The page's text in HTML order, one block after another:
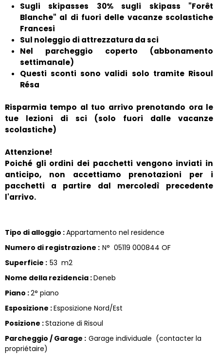
Sugli skipasses 30% sugli skipass "Forêt
Blanche" al di fuori delle vacanze scolastiche
Francesi
Sul noleggio di attrezzatura da sci
Nel parcheggio coperto (abbonamento
settimanale)
Questi sconti sono validi solo tramite Risoul
Résa
Risparmia tempo al tuo arrivo prenotando ora le
tue lezioni di sci (solo fuori dalle vacanze
scolastiche)
Attenzione!
Poiché gli ordini dei pacchetti vengono inviati in
anticipo, non accettiamo prenotazioni per i
pacchetti a partire dal mercoledì precedente
l'arrivo.
Tipo di alloggio :Appartamento nel residence
Numero di registrazione : N° 05119 000844 OF
Superficie : 53 m2
Nome della rezidencia :Deneb
Piano :2° piano
Esposizione :Esposizione Nord/Est
Posizione :Stazione di Risoul
Parcheggio / Garage : Garage individuale (contacter la
propriétaire)